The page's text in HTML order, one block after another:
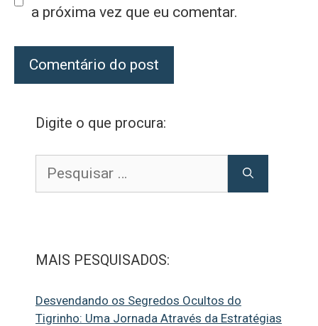
a próxima vez que eu comentar.
Digite o que procura:
por:
MAIS PESQUISADOS:
Desvendando os Segredos Ocultos do
Tigrinho: Uma Jornada Através da Estratégias